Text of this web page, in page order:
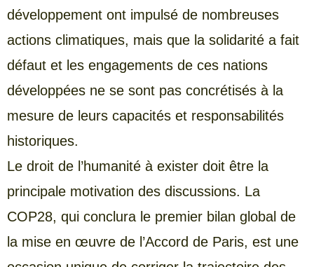
développement ont impulsé de nombreuses
actions climatiques, mais que la solidarité a fait
défaut et les engagements de ces nations
développées ne se sont pas concrétisés à la
mesure de leurs capacités et responsabilités
historiques.
Le droit de l’humanité à exister doit être la
principale motivation des discussions. La
COP28, qui conclura le premier bilan global de
la mise en œuvre de l’Accord de Paris, est une